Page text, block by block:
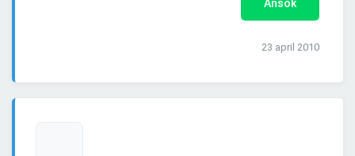
Ansök
23 april 2010